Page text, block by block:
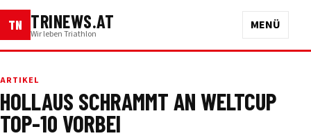
TN TRINEWS.AT
Wir leben Triathlon
MENÜ
ARTIKEL
HOLLAUS SCHRAMMT AN WELTCUP
TOP-10 VORBEI